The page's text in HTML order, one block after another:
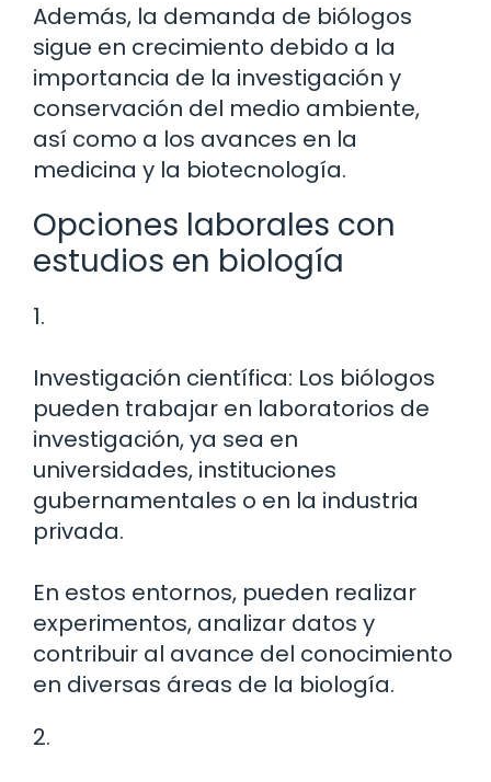
Además, la demanda de biólogos
sigue en crecimiento debido a la
importancia de la investigación y
conservación del medio ambiente,
así como a los avances en la
medicina y la biotecnología.
Opciones laborales con
estudios en biología
1.
Investigación científica: Los biólogos
pueden trabajar en laboratorios de
investigación, ya sea en
universidades, instituciones
gubernamentales o en la industria
privada.
En estos entornos, pueden realizar
experimentos, analizar datos y
contribuir al avance del conocimiento
en diversas áreas de la biología.
2.